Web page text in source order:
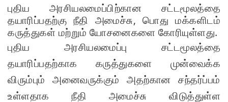
தடுப்பு
சட்டமூலத்
தில்
மீண்டும்
திருத்தம்!
சாகிப் அல்
புதிய அரசியலமைப்பிற்கான சட்டமூலத்தை
தயாரிப்பதற்கு நீதி அமைச்சு, பொது மக்களிடம்
கருத்துகள் மற்றும் யோசனைகளை கோரியுள்ளது.
புதிய அரசியலமைப்பு சட்டமூலத்தை
தயாரிப்பதற்காக கருத்துகளை முன்வைக்க
விரும்பும் அனைவருக்கும் அதற்கான சந்தர்ப்பம்
உள்ளதாக நீதி அமைச்சு விடுத்துள்ள